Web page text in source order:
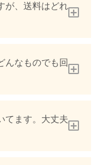
が、送料はどれ
んなものでも回
てます。大丈夫